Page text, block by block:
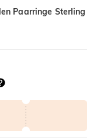
Paarringe Sterling